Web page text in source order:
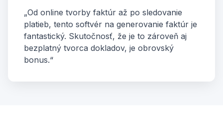
„Od online tvorby faktúr až po sledovanie
platieb, tento softvér na generovanie faktúr je
fantastický. Skutočnosť, že je to zároveň aj
bezplatný tvorca dokladov, je obrovský
bonus.“